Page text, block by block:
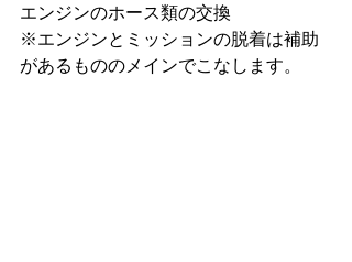
エンジンのホース類の交換
※エンジンとミッションの脱着は補助
があるもののメインでこなします。